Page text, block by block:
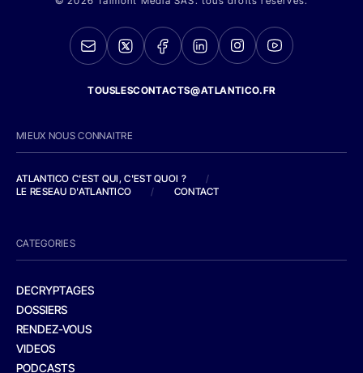
TOUSLESCONTACTS@ATLANTICO.FR
MIEUX NOUS CONNAITRE
ATLANTICO C'EST QUI, C'EST QUOI ?
/
LE RESEAU D'ATLANTICO
/ CONTACT
CATEGORIES
DECRYPTAGES
DOSSIERS
RENDEZ-VOUS
VIDEOS
PODCASTS